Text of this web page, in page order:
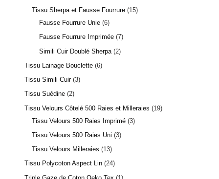
Tissu Sherpa et Fausse Fourrure 15
Fausse Fourrure Unie 6
Fausse Fourrure Imprimée 7
Simili Cuir Doublé Sherpa 2
Tissu Lainage Bouclette 6
Tissu Simili Cuir 3
Tissu Suédine 2
Tissu Velours Côtelé 500 Raies et Milleraies
19
Tissu Velours 500 Raies Imprimé 3
Tissu Velours 500 Raies Uni 3
Tissu Velours Milleraies
13
Tissu Polycoton Aspect Lin 24